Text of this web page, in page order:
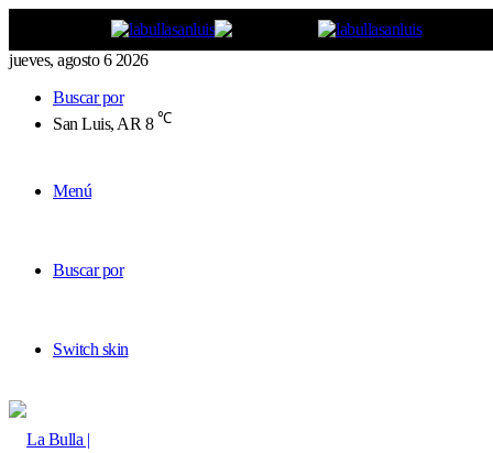
jueves, agosto 6 2026
Buscar por
San Luis, AR 8 ℃
Menú
Buscar por
Switch skin